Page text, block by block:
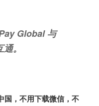
Global 与
。
国，不用下载微信，不